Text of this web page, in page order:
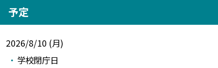
予定
2026/8/10 (月)
学校閉庁日